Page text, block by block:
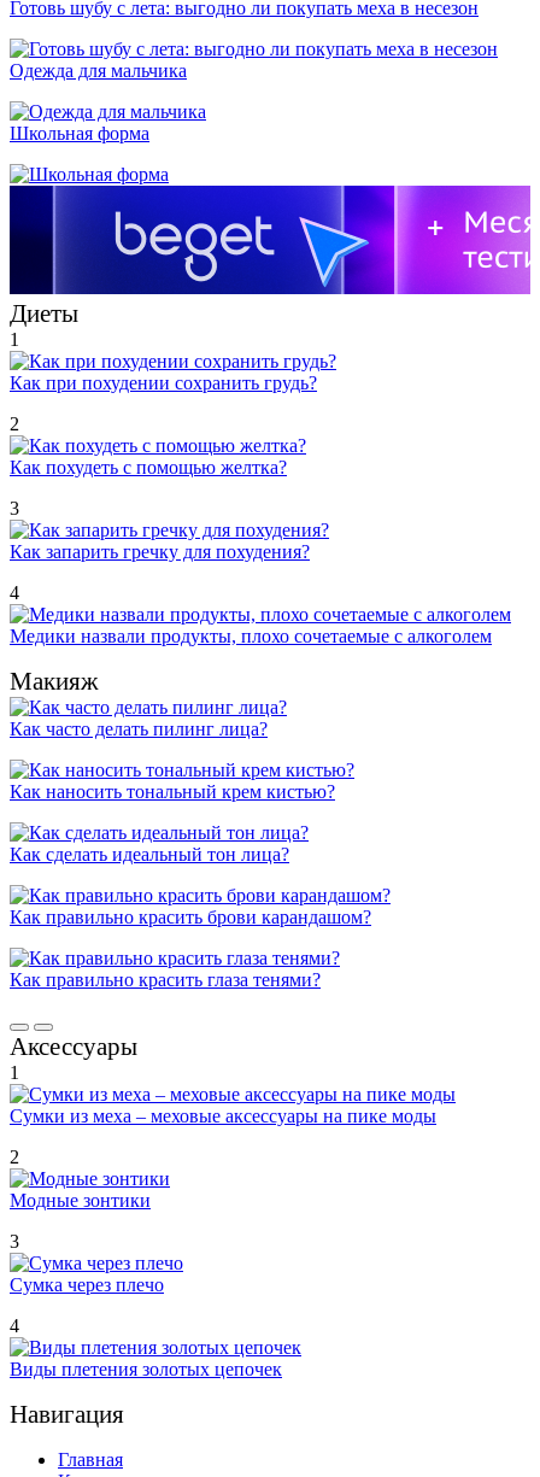
Готовь шубу с лета: выгодно ли покупать меха в несезон
Одежда для мальчика
Школьная форма
Диеты
1
Как при похудении сохранить грудь?
2
Как похудеть с помощью желтка?
3
Как запарить гречку для похудения?
4
Медики назвали продукты, плохо сочетаемые с алкоголем
Макияж
Как часто делать пилинг лица?
Как наносить тональный крем кистью?
Как сделать идеальный тон лица?
Как правильно красить брови карандашом?
Как правильно красить глаза тенями?
Аксессуары
1
Сумки из меха – меховые аксессуары на пике моды
2
Модные зонтики
3
Сумка через плечо
4
Виды плетения золотых цепочек
Навигация
Главная